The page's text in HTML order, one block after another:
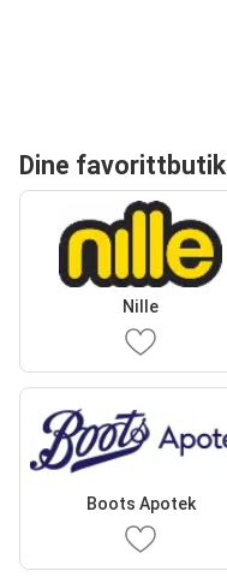
Dine
Nille
Boots Apotek